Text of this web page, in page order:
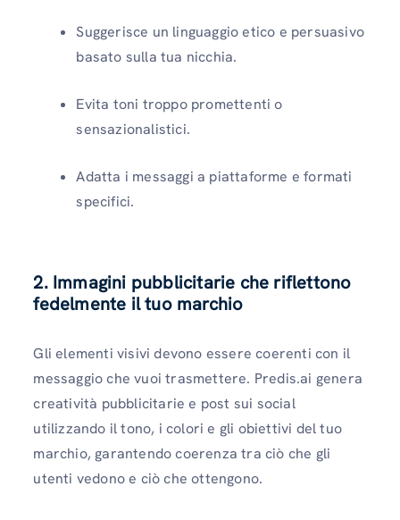
Suggerisce un linguaggio etico e persuasivo
basato sulla tua nicchia.
Evita toni troppo promettenti o
sensazionalistici.
Adatta i messaggi a piattaforme e formati
specifici.
2. Immagini pubblicitarie che riflettono
fedelmente il tuo marchio
Gli elementi visivi devono essere coerenti con il
messaggio che vuoi trasmettere. Predis.ai genera
creatività pubblicitarie e post sui social
utilizzando il tono, i colori e gli obiettivi del tuo
marchio, garantendo coerenza tra ciò che gli
utenti vedono e ciò che ottengono.